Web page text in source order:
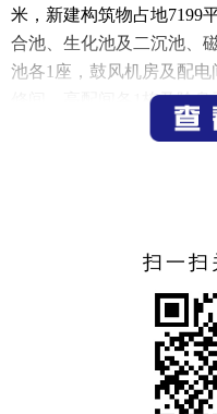
米，新建构筑物占地7199
合池、生化池及二沉池、
池各1座，鼓风机房及配
修间、高配间各1栋及除
9.15%，绿地率44.82%，
15:00前以书面形式向杭
公示期限：2023 年 2
扫一扫